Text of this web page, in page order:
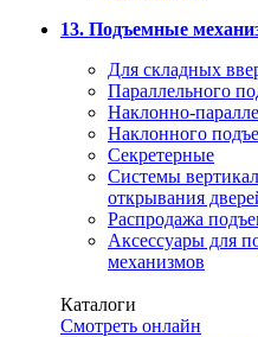
13. Подъемные
Для складных
Параллельного
Наклонно-
Наклонного
Секретерные
Системы
открывания
Распродажа
Аксессуары для
механизмов
Каталоги
Смотреть онлайн